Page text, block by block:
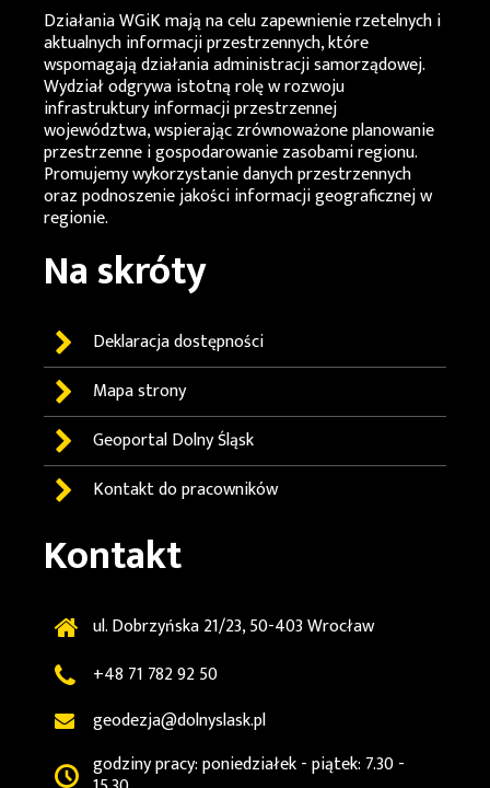
DziałaniaWGiKmają na celu zapewnienie rzetelnych i
aktualnych informacji przestrzennych, które
wspomagają działania administracji samorządowej.
Wydział odgrywa istotną rolę w rozwoju
infrastruktury informacji przestrzennej
województwa, wspierając zrównoważone planowanie
przestrzenne i gospodarowanie zasobami regionu.
Promujemy wykorzystanie danych przestrzennych
oraz podnoszenie jakości informacji geograficznej w
regionie.
Na skróty
Deklaracja dostępności
Mapa strony
GeoportalDolny Śląsk
Kontakt do pracowników
Kontakt
ul. Dobrzyńska 21/23, 50-403 Wrocław
+48 71 782 92 50
geodezja@dolnyslask.pl
godziny pracy: poniedziałek - piątek: 7.30 -